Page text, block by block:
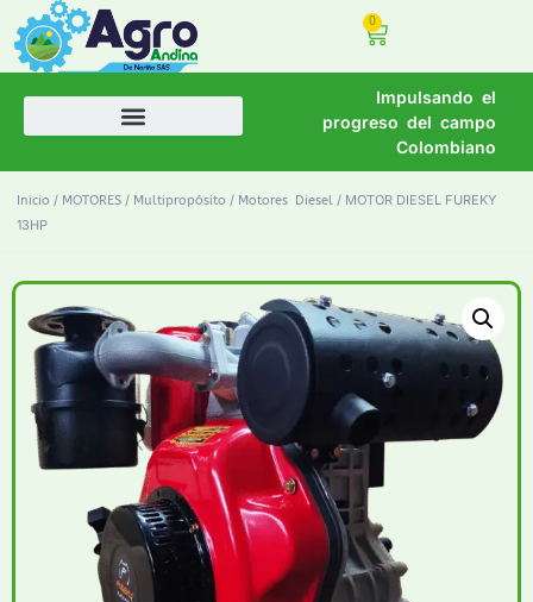
0
Impulsando el
progreso del campo
Colombiano
Inicio / MOTORES / Multipropósito / Motores Diesel / MOTOR DIESEL FUREKY
13HP